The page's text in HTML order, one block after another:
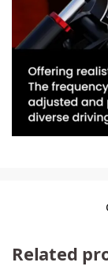
Related